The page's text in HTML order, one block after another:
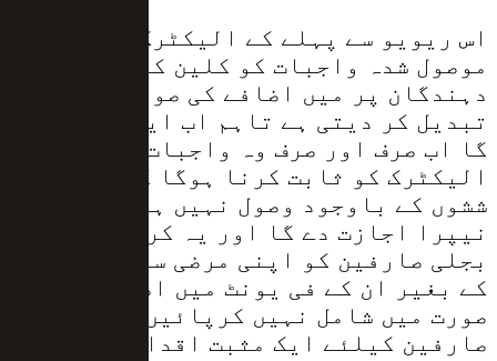
اس ریویو سے پہلے کے الیکٹرک اپنے غیر
موصول شدہ واجبات کو کلین کر کے ٹیکس
دہندگان پر میں اضافے کی صورت میں
تبدیل کر دیتی ہے تاہم اب ایسا نہیں ہو
گا اب صرف اور صرف وہ واجبات جس کو کے
الیکٹرک کو ثابت کرنا ہوگا کہ واقعی کو
ششوں کے باوجود وصول نہیں ہو سکے تو ہی
نیپرا اجازت دے گا اور یہ کراچی کے
بجلی صارفین کو اپنی مرضی سے اور ثبوت
کے بغیر ان کے فی یونٹ میں اضافے کی
صورت میں شامل نہیں کرپائیں گے۔ کیا یہ
صارفین کیلئے ایک مثبت اقدام نہیں ہے؟